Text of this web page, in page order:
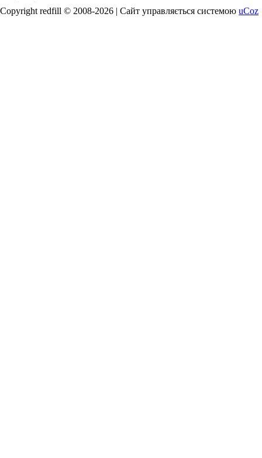
Copyright redfill © 2008-2026 | Сайт управляється системою uCoz